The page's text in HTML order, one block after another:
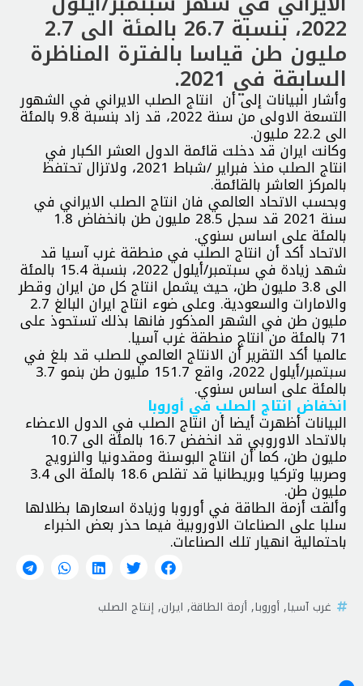
2022، بنسبة 26.7 بالمئة الى 2.7
مليون طن قياسا بالفترة المناظرة
السابقة في 2021.
وأشار البيانات إلى أن انتاج الصلب الايراني في الشهور
التسعة الاولى من سنة 2022، قد زاد بنسبة 9.8 بالمئة
الى 22.2 مليون.
وكانت ايران قد دخلت قائمة الدول العشر الكبار في
انتاج الصلب منذ فبراير /شباط 2021، ولاتزال تحتفظ
بالمركز العاشر بالقائمة.
وبحسب الاتحاد العالمي فان انتاج الصلب الايراني في
سنة 2021 قد سجل 28.5 مليون طن بانخفاض 1.8
بالمئة على اساس سنوي.
الاتحاد أكد أن انتاج الصلب في منطقة غرب آسيا قد
شهد زيادة في سبتمبر/أيلول 2022، بنسبة 15.4 بالمئة
الى 3.8 مليون طن، حيث يشمل انتاج كل من ايران وقطر
والامارات والسعودية. وعلى ضوء انتاج ايران البالغ 2.7
مليون طن في الشهر المذكور فانها بذلك تستحوذ على
71 بالمئة من انتاج منطقة غرب آسيا.
عالميا أكد التقرير أن الانتاج العالمي للصلب قد بلغ في
سبتمبر/أيلول 2022، واقع 151.7 مليون طن بنمو 3.7
بالمئة على اساس سنوي.
انخفاض انتاج الصلب في أوروبا
البيانات أظهرت أيضا أن انتاج الصلب في الدول الاعضاء
بالاتحاد الاوروبي قد انخفض 16.7 بالمئة الى 10.7
مليون طن، كما أن انتاج البوسنة ومقدونيا والنرويج
وصربيا وتركيا وبريطانيا قد تقلص 18.6 بالمئة الى 3.4
مليون طن.
وألقت أزمة الطاقة في أوروبا وزيادة اسعارها بظلالها
سلبا على الصناعات الاوروبية فيما حذر بعض الخبراء
باحتمالية انهيار تلك الصناعات.
غرب آسيا,أوروبا,أزمة الطاقة, ايران,إنتاج الصلب